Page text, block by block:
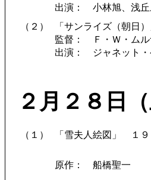
出演： 小林旭、浅丘
（２）
「サンライズ（朝
監督： Ｆ・Ｗ・ムル
出演： ジャネット・
２月２８日
（１） 「雪夫人絵図」 １
原作： 船橋聖一